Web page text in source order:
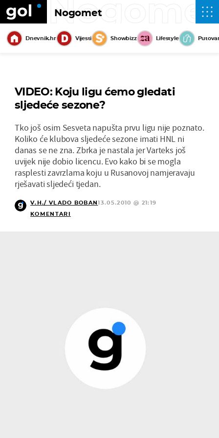
Nogomet
Dnevnik.hr Vijesti Showbizz Lifestyle
VIDEO: Koju ligu ćemo gledati
sljedeće sezone?
Tko još osim Sesveta napušta prvu ligu nije poznato.
Koliko će klubova sljedeće sezone imati HNL ni
danas se ne zna. Zbrka je nastala jer Varteks još
uvijek nije dobio licencu. Evo kako bi se mogla
rasplesti zavrzlama koju u Rusanovoj namjeravaju
rješavati sljedeći tjedan.
V.H./ VLADO BOBAN13.05.2010 @ 21:19
KOMENTARI